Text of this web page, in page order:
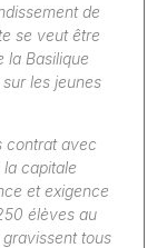
de
se veut être
la Basilique
les jeunes
contrat avec
la capitale
et exigence
élèves au
tous